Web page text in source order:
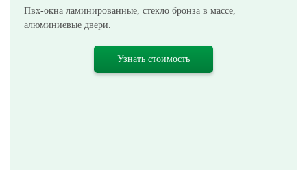
Пвх-окна ламинированные, стекло бронза в массе,
алюминиевые двери.
Узнать стоимость